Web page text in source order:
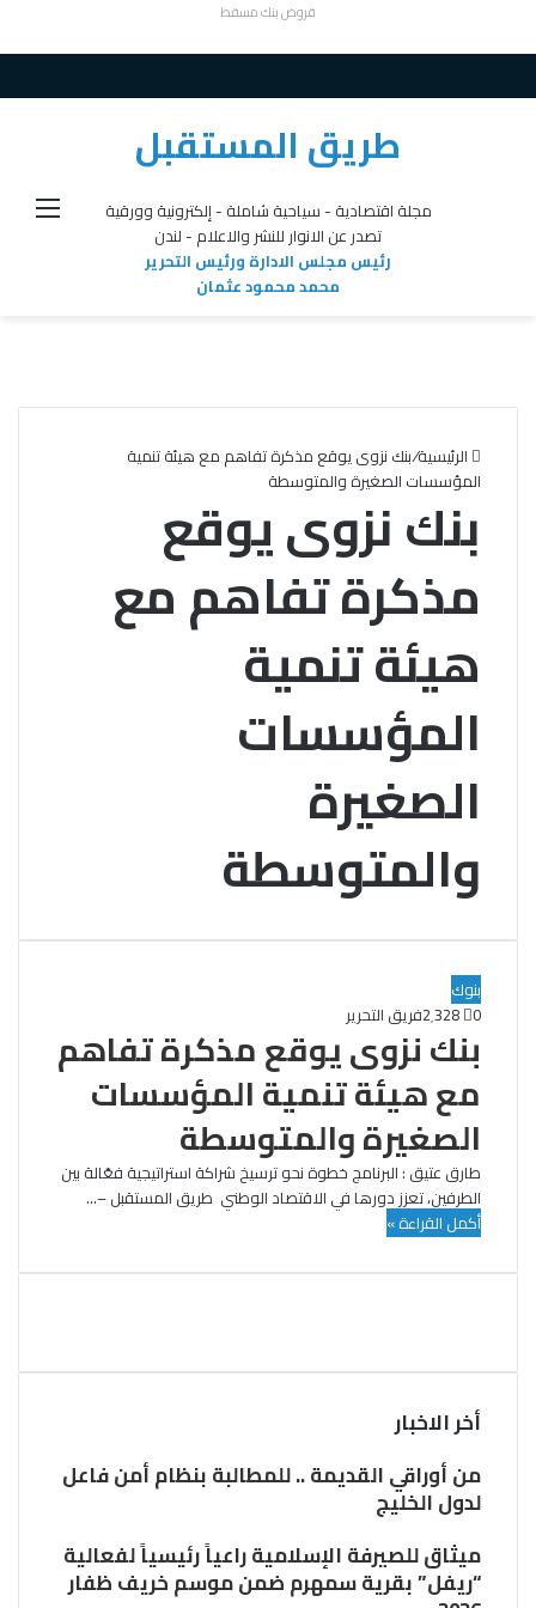
قروض بنك مسقط
طريق المستقبل
مجلة اقتصادية - سياحية شاملة - إلكترونية وورقية
تصدر عن الانوار للنشر والاعلام - لندن
رئيس مجلس الادارة ورئيس التحرير
محمد محمود عثمان
الرئيسية/بنك نزوى يوقع مذكرة تفاهم مع هيئة تنمية
المؤسسات الصغيرة والمتوسطة
بنك نزوى يوقع
مذكرة تفاهم مع
هيئة تنمية
المؤسسات
الصغيرة
والمتوسطة
بنوك
فريق التحرير
0
بنك نزوى يوقع مذكرة تفاهم
مع هيئة تنمية المؤسسات
الصغيرة والمتوسطة
طارق عتيق : البرنامج خطوة نحو ترسيخ شراكة استراتيجية فعّالة بين
الطرفين، تعزز دورها في الاقتصاد الوطني طريق المستقبل –…
أكمل القراءة »
أخر الاخبار
من أوراقي القديمة .. للمطالبة بنظام أمن فاعل
لدول الخليج
ميثاق للصيرفة الإسلامية راعياً رئيسياً لفعالية
“ريفل” بقرية سمهرم ضمن موسم خريف ظفار